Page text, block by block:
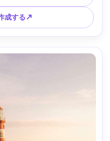
劇的なコントラスト、プロ
--ar 4:5
成する↗